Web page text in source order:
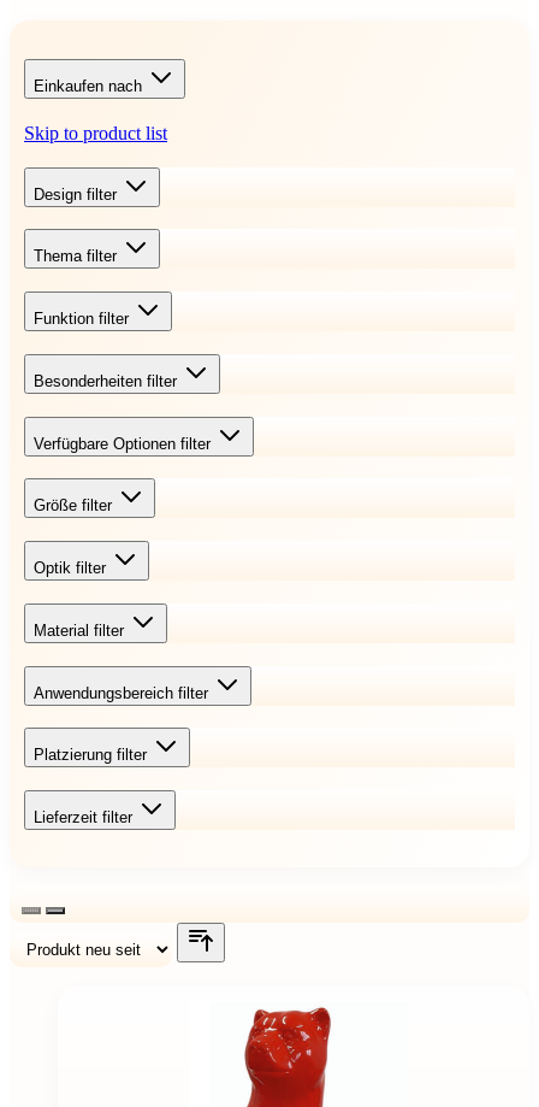
Einkaufen nach
Skip to product list
Design filter
Thema filter
Funktion filter
Besonderheiten filter
Verfügbare Optionen filter
Größe filter
Optik filter
Material filter
Anwendungsbereich filter
Platzierung filter
Lieferzeit filter